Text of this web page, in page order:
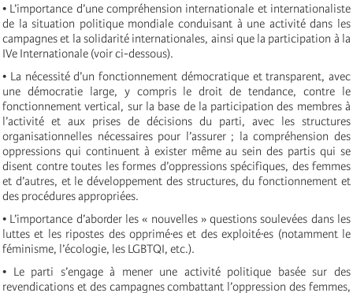
• L’importance d’une compréhension internationale et internationaliste
de la situation politique mondiale conduisant à une activité dans les
campagnes et la solidarité internationales, ainsi que la participation à la
IVe Internationale (voir ci-dessous).
• La nécessité d’un fonctionnement démocratique et transparent, avec
une démocratie large, y compris le droit de tendance, contre le
fonctionnement vertical, sur la base de la participation des membres à
l’activité et aux prises de décisions du parti, avec les structures
organisationnelles nécessaires pour l’assurer ; la compréhension des
oppressions qui continuent à exister même au sein des partis qui se
disent contre toutes les formes d’oppressions spécifiques, des femmes
et d’autres, et le développement des structures, du fonctionnement et
des procédures appropriées.
• L’importance d’aborder les « nouvelles » questions soulevées dans les
luttes et les ripostes des opprimé·es et des exploité·es (notamment le
féminisme, l’écologie, les LGBTQI, etc.).
• Le parti s’engage à mener une activité politique basée sur des
revendications et des campagnes combattant l’oppression des femmes,